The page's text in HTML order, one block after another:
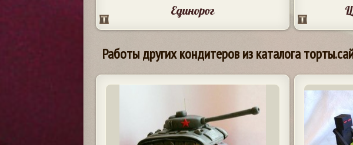
Единорог
Работы других кондитеров из каталога